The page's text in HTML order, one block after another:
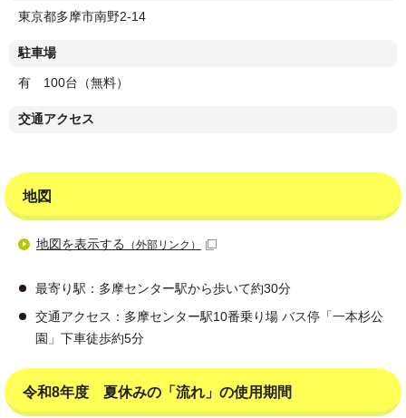
東京都多摩市南野2-14
駐車場
有 100台（無料）
交通アクセス
地図
地図を表示する （外部リンク）
最寄り駅：多摩センター駅から歩いて約30分
交通アクセス：多摩センター駅10番乗り場 バス停「一本杉公
園」下車徒歩約5分
令和8年度 夏休みの「流れ」の使用期間